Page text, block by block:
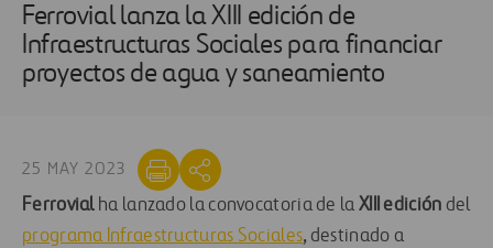
Ferrovial lanza la XIII edición de
Infraestructuras Sociales para financiar
proyectos de agua y saneamiento
25 MAY 2023
Ferrovialha lanzado la convocatoria de la XIII edición del
programa Infraestructuras Sociales, destinado a